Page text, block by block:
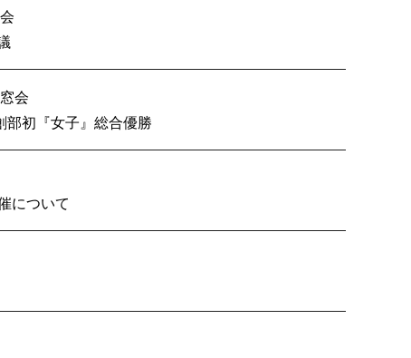
６校OB戦会議
会
創部初『女子』総合優勝
の開催について
子隊いざ見参